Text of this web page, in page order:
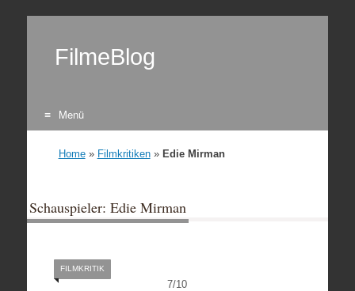
FilmeBlog
Menü
Home» Filmkritiken» Edie Mirman
Schauspieler: Edie Mirman
7/10
FILMKRITIK